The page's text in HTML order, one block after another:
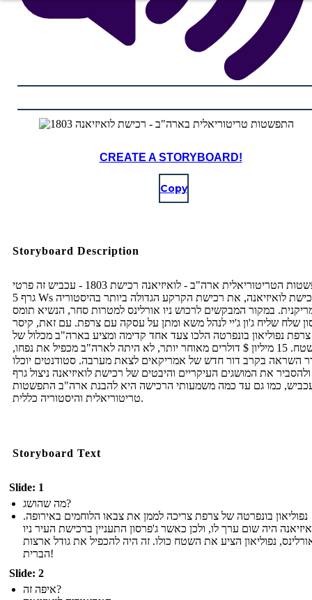
CREATE A STORYBOARD!
Copy
Storyboard Description
ההתפשטות הטריטוריאלית ארה"ב - לואיזיאנה רכישת 1803 - עכביש זה פרטי
גרף 5 Ws של רכישת לואיזיאנה, את רכישת הקרקע הגדולה ביותר בהיסטוריה
במקור המבקשים לרכוש ניו אורלינס למטרות סחר, הנשיא תומס
שלח שליח ג'ון ג'יי לנהל משא ומתן על עסקה עם צרפת. עם זאת, קיסר
צרפת נפוליאון בונפרטה הלכו צעד אחד קדימה ומציע בארה"ב מכלול של
השטח. 15 מיליון $ דולרים מאוחר יותר, לא היתה לארה"ב מכפיל את נפחו,
השראה בקרב דור חדש של אמריקאים לצאת מערבה. סטודנטים יוכלו
את המושגים העיקריים והיבטים של רכישת לואיזיאנה ניצול גרף
עכביש, כמו גם עד כמה משמעותי הרכישה היא להבנת ארה"ב התפשטות
טריטוריאלית והיסטוריה כללית.
Storyboard Text
Slide: 1
מה שהושג?
נפוליאון בונפרטה של ​​צרפת צריכה לממן את צבאו הלוחמים באירופה.
היה שום ערך לו, ולכן כאשר ג'פרסון התעניין ברכישת העיר ניו
נפוליאון הציע את השטח כולו. זה היה להכפיל את גודל ארצות
הברית!
Slide: 2
איפה זה?